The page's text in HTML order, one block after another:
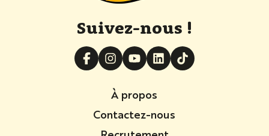
Suivez-nous !
À propos
Contactez-nous